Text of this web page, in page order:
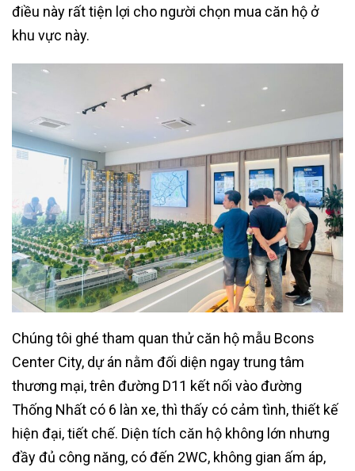
điều này rất tiện lợi cho người chọn mua căn hộ ở
khu vực này.
Chúng tôi ghé tham quan thử căn hộ mẫu Bcons
Center City, dự án nằm đối diện ngay trung tâm
thương mại, trên đường D11 kết nối vào đường
Thống Nhất có 6 làn xe, thì thấy có cảm tình, thiết kế
hiện đại, tiết chế. Diện tích căn hộ không lớn nhưng
đầy đủ công năng, có đến 2WC, không gian ấm áp,